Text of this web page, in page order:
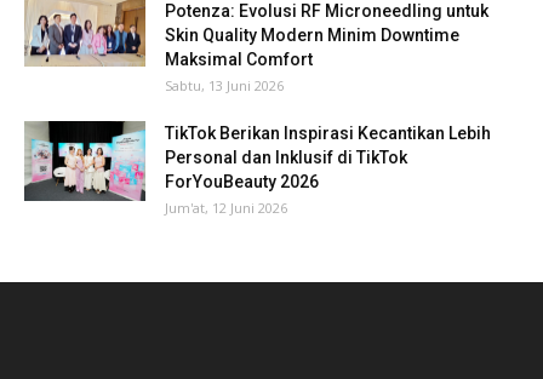
Potenza: Evolusi RF Microneedling untuk
Skin Quality Modern Minim Downtime
Maksimal Comfort
Sabtu, 13 Juni 2026
TikTok Berikan Inspirasi Kecantikan Lebih
Personal dan Inklusif di TikTok
ForYouBeauty 2026
Jum'at, 12 Juni 2026